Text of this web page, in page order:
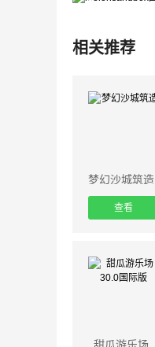
相关推荐
梦幻沙城筑造
查看